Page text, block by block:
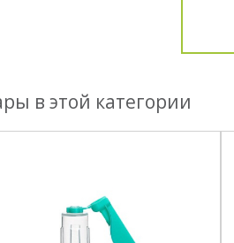
в этой категории